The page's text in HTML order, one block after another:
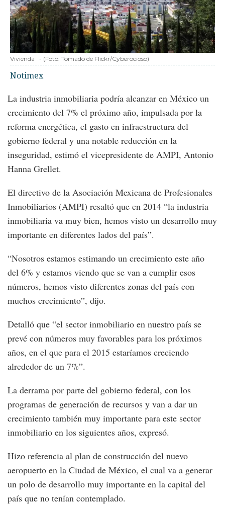
Vivienda - (Foto: Tomado de Flickr/Cyberocioso)
Notimex
La industria inmobiliaria podría alcanzar en México un
crecimiento del 7% el próximo año, impulsada por la
reforma energética, el gasto en infraestructura del
gobierno federal y una notable reducción en la
inseguridad, estimó el vicepresidente de AMPI, Antonio
Hanna Grellet.
El directivo de la Asociación Mexicana de Profesionales
Inmobiliarios (AMPI) resaltó que en 2014 “la industria
inmobiliaria va muy bien, hemos visto un desarrollo muy
importante en diferentes lados del país”.
“Nosotros estamos estimando un crecimiento este año
del 6% y estamos viendo que se van a cumplir esos
números, hemos visto diferentes zonas del país con
muchos crecimiento”, dijo.
Detalló que “el sector inmobiliario en nuestro país se
prevé con números muy favorables para los próximos
años, en el que para el 2015 estaríamos creciendo
alrededor de un 7%”.
La derrama por parte del gobierno federal, con los
programas de generación de recursos y van a dar un
crecimiento también muy importante para este sector
inmobiliario en los siguientes años, expresó.
Hizo referencia al plan de construcción del nuevo
aeropuerto en la Ciudad de México, el cual va a generar
un polo de desarrollo muy importante en la capital del
país que no tenían contemplado.